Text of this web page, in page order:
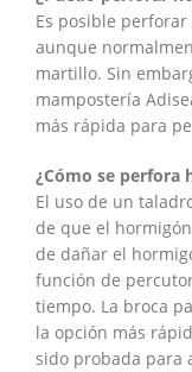
Es posible
aunque
martillo. Sin
mampostería
más rápida para
¿Cómo se perfora
El uso de un
de que el
de dañar el
función de
tiempo. La broca
la opción más
sido probada para